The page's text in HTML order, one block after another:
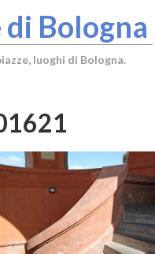
Bologna
luoghi di Bologna.